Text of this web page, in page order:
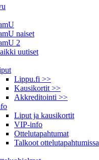
naiset
2
uutiset
Lippu.fi >>
Kausikortit >>
Akkreditointi >>
Liput ja kausikortit
VIP-info
Ottelutapahtumat
Talkoot ottelu­tapahtumissa